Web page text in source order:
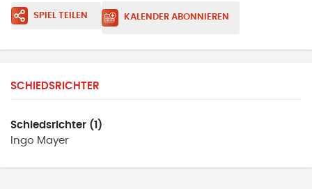
SPIEL TEILEN KALENDER ABONNIEREN
SCHIEDSRICHTER
Schiedsrichter (1)
Ingo Mayer